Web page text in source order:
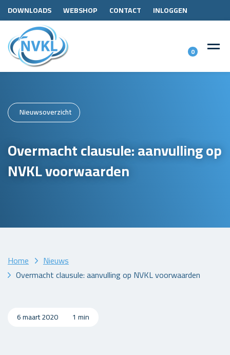
DOWNLOADS WEBSHOP CONTACT INLOGGEN
0
Nieuwsoverzicht
Overmacht clausule: aanvulling op
NVKL voorwaarden
Home
Nieuws
Overmacht clausule: aanvulling op NVKL voorwaarden
6 maart 2020 1 min